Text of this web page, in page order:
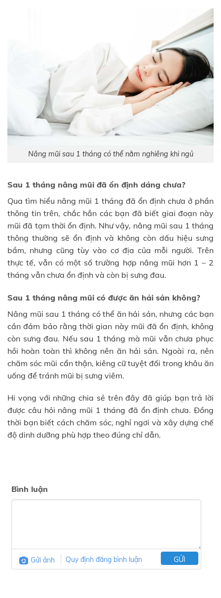
Nâng mũi sau 1 tháng có thể nằm nghiêng khi ngủ
Sau 1 tháng nâng mũi đã ổn định dáng chưa?
Qua tìm hiểu nâng mũi 1 tháng đã ổn định chưa ở phần
thông tin trên, chắc hẳn các bạn đã biết giai đoạn này
mũi đã tạm thời ổn định. Như vậy, nâng mũi sau 1 tháng
thông thường sẽ ổn định và không còn dấu hiệu sưng
bầm, nhưng cũng tùy vào cơ địa của mỗi người. Trên
thực tế, vẫn có một số trường hợp nâng mũi hơn 1 – 2
tháng vẫn chưa ổn định và còn bị sưng đau.
Sau 1 tháng nâng mũi có được ăn hải sản không?
Nâng mũi sau 1 tháng có thể ăn hải sản, nhưng các bạn
cần đảm bảo rằng thời gian này mũi đã ổn định, không
còn sưng đau. Nếu sau 1 tháng mà mũi vẫn chưa phục
hồi hoàn toàn thì không nên ăn hải sản. Ngoài ra, nên
chăm sóc mũi cẩn thận, kiêng cữ tuyệt đối trong khâu ăn
uống để tránh mũi bị sưng viêm.
Hi vọng với những chia sẻ trên đây đã giúp bạn trả lời
được câu hỏi nâng mũi 1 tháng đã ổn định chưa. Đồng
thời bạn biết cách chăm sóc, nghỉ ngơi và xây dựng chế
độ dinh dưỡng phù hợp theo đúng chỉ dẫn.
Bình luận
Gửi ảnh Quy định đăng bình luận GỬI